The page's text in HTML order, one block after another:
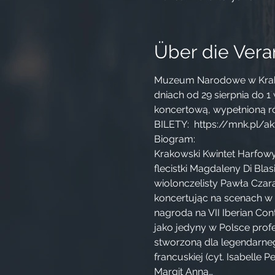
Über die
Muzeum Narodowe w
dniach od 29 sierpnia do
koncertową, wypełnioną
BILETY:  https://mnk.pl/
Biogram:
Krakowski Kwintet
flecistki Magdaleny Di
wiolonczelisty Pawła
koncertując na scenach
nagroda na VII Iberian
jako jedyny w Polsce
stworzoną dla
francuskiej (cyt. Isabelle
Margit Anna…